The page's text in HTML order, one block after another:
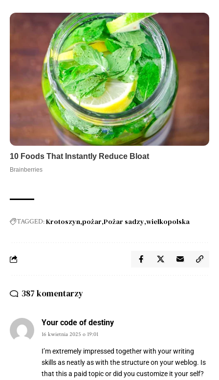
TAGGED:Krotoszyn pożar Pożar sadzy wielkopolska
387 komentarzy
Your code of destiny
16 kwietnia 2025 o 19:01
I’m extremely impressed together with your writing
skills as neatly as with the structure on your weblog. Is
that this a paid topic or did you customize it your self?